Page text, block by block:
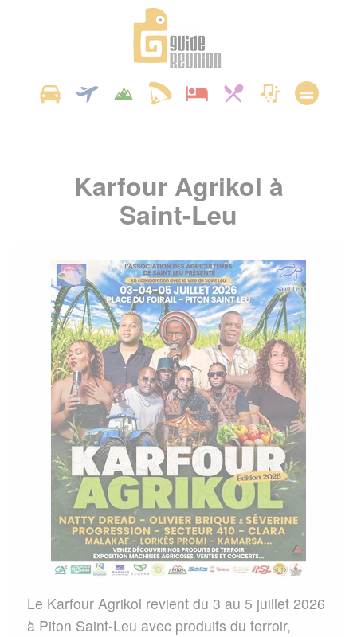
Karfour Agrikol à
Saint-Leu
Le Karfour Agrikol revient du 3 au 5 juillet 2026
à Piton Saint-Leu avec produits du terroir,
Panneau de gestion des cookies